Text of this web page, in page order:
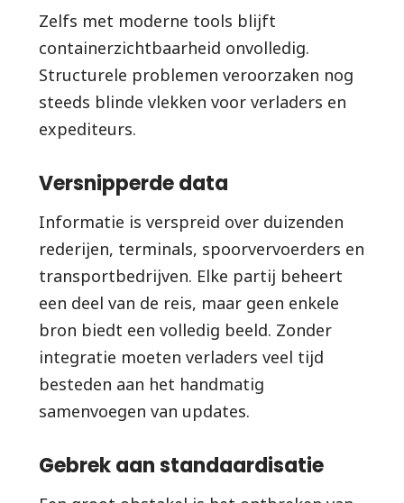
Zelfs met moderne tools blijft
containerzichtbaarheid onvolledig.
Structurele problemen veroorzaken nog
steeds blinde vlekken voor verladers en
expediteurs.
Versnipperde data
Informatie is verspreid over duizenden
rederijen, terminals, spoorvervoerders en
transportbedrijven. Elke partij beheert
een deel van de reis, maar geen enkele
bron biedt een volledig beeld. Zonder
integratie moeten verladers veel tijd
besteden aan het handmatig
samenvoegen van updates.
Gebrek aan standaardisatie